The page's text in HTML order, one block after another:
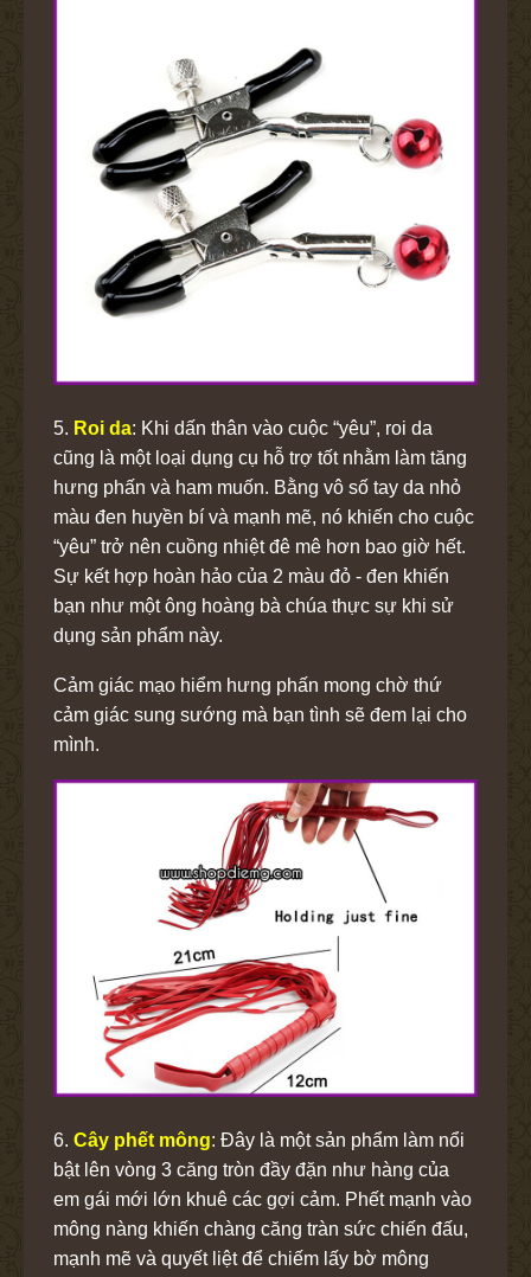
5. Roi da: Khi dấn thân vào cuộc “yêu”, roi da
cũng là một loại dụng cụ hỗ trợ tốt nhằm làm tăng
hưng phấn và ham muốn. Bằng vô số tay da nhỏ
màu đen huyền bí và mạnh mẽ, nó khiến cho cuộc
“yêu” trở nên cuồng nhiệt đê mê hơn bao giờ hết.
Sự kết hợp hoàn hảo của 2 màu đỏ - đen khiến
bạn như một ông hoàng bà chúa thực sự khi sử
dụng sản phẩm này.
Cảm giác mạo hiểm hưng phấn mong chờ thứ
cảm giác sung sướng mà bạn tình sẽ đem lại cho
mình.
6. Cây phết mông: Đây là một sản phẩm làm nổi
bật lên vòng 3 căng tròn đầy đặn như hàng của
em gái mới lớn khuê các gợi cảm. Phết mạnh vào
mông nàng khiến chàng căng tràn sức chiến đấu,
mạnh mẽ và quyết liệt để chiếm lấy bờ mông